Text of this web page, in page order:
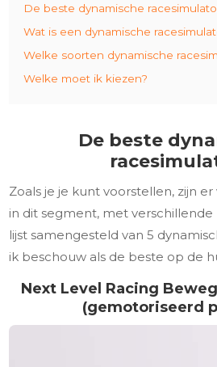
De beste dynamische
Wat is een dynamische
Welke soorten dynamische
Welke moet ik kiezen?
De beste
Zoals je je kunt voorstellen, zijn
in dit segment, met
lijst samengesteld van 5
ik beschouw als de beste op de
Next Level Racing
(gemotoriseerd